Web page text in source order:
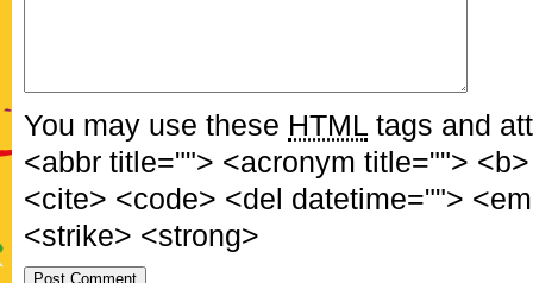
You may use these HTML tags and
<abbr title=""> <acronym title="">
<cite> <code> <del datetime="">
<strike> <strong>